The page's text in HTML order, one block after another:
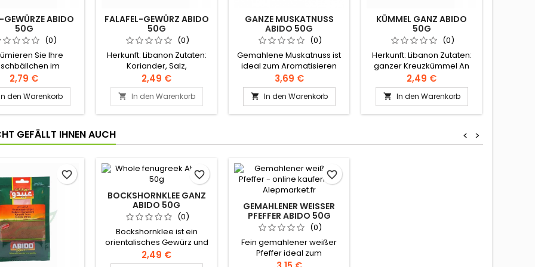
GEWÜRZE ABIDO
50G
(0)
Sie Ihre
im
mit dieser
der Marke
Herkunft: Libanon
Zimt, schwarzer
An
kühlen und
2,79 €
den Warenkorb
FALAFEL-GEWÜRZ ABIDO
50G
(0)
Herkunft: Libanon Zutaten:
Koriander, Salz,
Natriumbikarbonat,
Knoblauch, Zwiebel,
Basilikum, Kreuzkümmel,
rote Chilischoten, Zimt,
kühlen und trockenen Ort
2,49 €
 In den Warenkorb
GANZE MUSKATNUSS
ABIDO 50G
(0)
Gemahlene Muskatnuss ist
ideal zum Aromatisieren
von Béchamels, Pürees,
Fleisch, Suppen und
Gemüse. Herkunft: Libanon
Zutaten: Muskatnuss. An
3,69 €
 In den Warenkorb
KÜMMEL GANZ ABIDO
50G
(0)
Herkunft: Libanon Zutaten:
ganzer Kreuzkümmel An
einem kühlen und
trockenen Ort
aufbewahren.
2,49 €
 In den Warenkorb
GEFÄLLT IHNEN AUCH >
<
favorite_border
BOCKSHORNKLEE GANZ
ABIDO 50G
(0)
Bockshornklee ist ein
orientalisches Gewürz und
wird zum Aromatisieren
bestimmter Soßengerichte
2,49 €
favorite_border
GEMAHLENER WEISSER P
FEFFER ABIDO 50G
(0)
Fein gemahlener weißer
Pfeffer ideal zum
Würzen.Herkunft: Libanon
favorite_border